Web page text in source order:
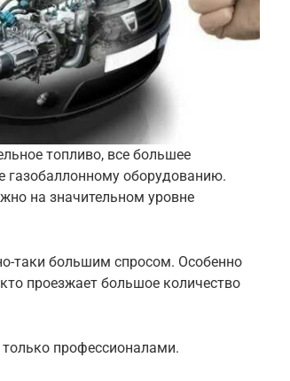
топливо, все большее
газобаллонному оборудованию.
на значительном уровне
таки большим спросом. Особенно
проезжает большое количество
профессионалами.